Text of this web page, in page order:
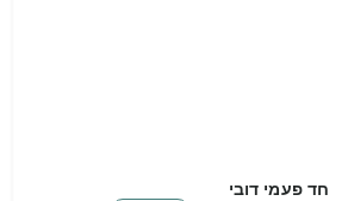
חד פעמי דובי